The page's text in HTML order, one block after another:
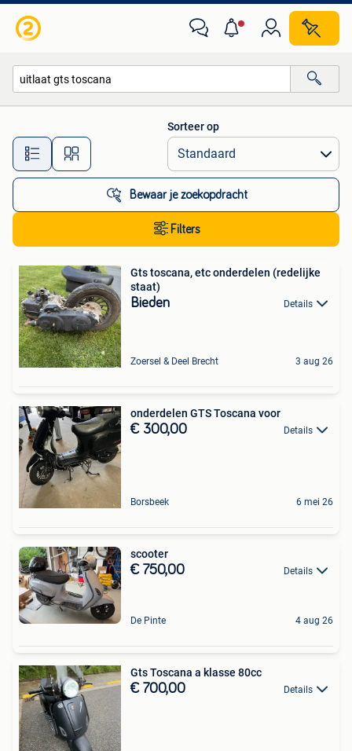
Alle afstanden…
Sorteer op
Bewaar je zoekopdracht
Filters
Gts toscana, etc onderdelen (redelijke
staat)
Bieden Details
Zoersel & Deel Brecht 3 aug 26
onderdelen GTS Toscana voor
€ 300,00 Details
Borsbeek 6 mei 26
scooter
€ 750,00 Details
De Pinte 4 aug 26
Gts Toscana a klasse 80cc
€ 700,00 Details